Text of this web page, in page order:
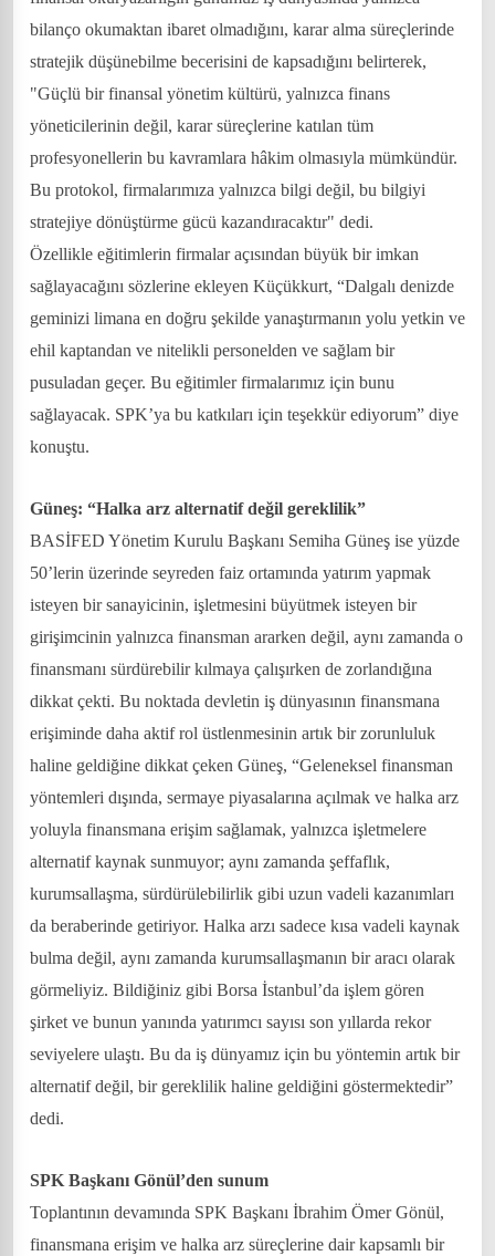
bilanço okumaktan ibaret olmadığını, karar alma süreçlerinde
stratejik düşünebilme becerisini de kapsadığını belirterek,
"Güçlü bir finansal yönetim kültürü, yalnızca finans
yöneticilerinin değil, karar süreçlerine katılan tüm
profesyonellerin bu kavramlara hâkim olmasıyla mümkündür.
Bu protokol, firmalarımıza yalnızca bilgi değil, bu bilgiyi
stratejiye dönüştürme gücü kazandıracaktır" dedi.
Özellikle eğitimlerin firmalar açısından büyük bir imkan
sağlayacağını sözlerine ekleyen Küçükkurt, “Dalgalı denizde
geminizi limana en doğru şekilde yanaştırmanın yolu yetkin ve
ehil kaptandan ve nitelikli personelden ve sağlam bir
pusuladan geçer. Bu eğitimler firmalarımız için bunu
sağlayacak. SPK’ya bu katkıları için teşekkür ediyorum” diye
konuştu.
Güneş: “Halka arz alternatif değil gereklilik”
BASİFED Yönetim Kurulu Başkanı Semiha Güneş ise yüzde
50’lerin üzerinde seyreden faiz ortamında yatırım yapmak
isteyen bir sanayicinin, işletmesini büyütmek isteyen bir
girişimcinin yalnızca finansman ararken değil, aynı zamanda o
finansmanı sürdürebilir kılmaya çalışırken de zorlandığına
dikkat çekti. Bu noktada devletin iş dünyasının finansmana
erişiminde daha aktif rol üstlenmesinin artık bir zorunluluk
haline geldiğine dikkat çeken Güneş, “Geleneksel finansman
yöntemleri dışında, sermaye piyasalarına açılmak ve halka arz
yoluyla finansmana erişim sağlamak, yalnızca işletmelere
alternatif kaynak sunmuyor; aynı zamanda şeffaflık,
kurumsallaşma, sürdürülebilirlik gibi uzun vadeli kazanımları
da beraberinde getiriyor. Halka arzı sadece kısa vadeli kaynak
bulma değil, aynı zamanda kurumsallaşmanın bir aracı olarak
görmeliyiz. Bildiğiniz gibi Borsa İstanbul’da işlem gören
şirket ve bunun yanında yatırımcı sayısı son yıllarda rekor
seviyelere ulaştı. Bu da iş dünyamız için bu yöntemin artık bir
alternatif değil, bir gereklilik haline geldiğini göstermektedir”
dedi.
SPK Başkanı Gönül’den sunum
Toplantının devamında SPK Başkanı İbrahim Ömer Gönül,
finansmana erişim ve halka arz süreçlerine dair kapsamlı bir